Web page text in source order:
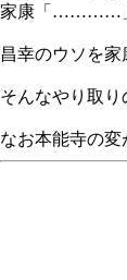
家康「…………
昌幸のウソを
そんなやり取り
なお本能寺の変